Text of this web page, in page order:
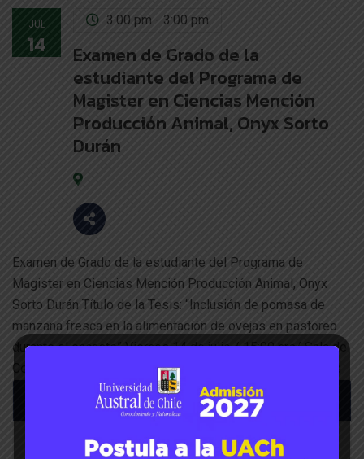
JUL
14
3:00 pm - 3:00 pm
Examen de Grado de la
estudiante del Programa de
Magister en Ciencias Mención
Producción Animal, Onyx Sorto
Durán
Examen de Grado de la estudiante del Programa de
Magister en Ciencias Mención Producción Animal, Onyx
Sorto Durán Título de la Tesis: “Inclusión de pomasa de
manzana fresca en la alimentación de ovejas en pastoreo
durante el encaste” Viernes 14 de julio / 15:00 hrs/ Sala de
Ceremonias /Facultad de Ciencias Agrarias y Alimentarias
Buscar: